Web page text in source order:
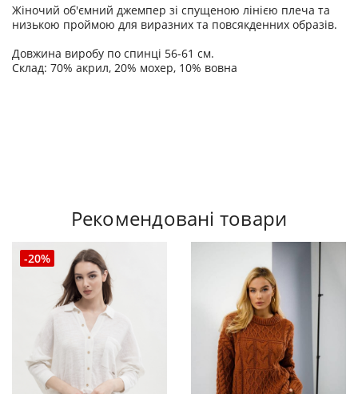
Жіночий об'ємний джемпер зі спущеною лінією плеча та
низькою проймою для виразних та повсякденних образів.
Довжина виробу по спинці 56-61 см.
Склад: 70% акрил, 20% мохер, 10% вовна
Рекомендовані товари
-20%